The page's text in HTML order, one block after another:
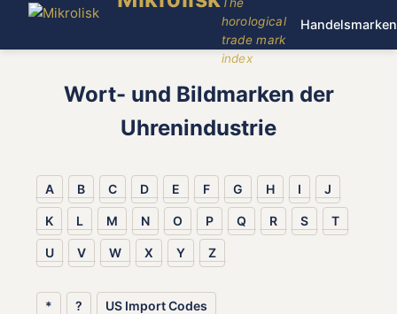
horological
trade mark
index
Handelsmarken
Wort- und Bildmarken der
Uhrenindustrie
A B C D E F G H I J
K L M N O P Q R S T
U V W X Y Z
* ? US Import Codes